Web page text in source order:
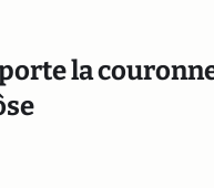
la couronne